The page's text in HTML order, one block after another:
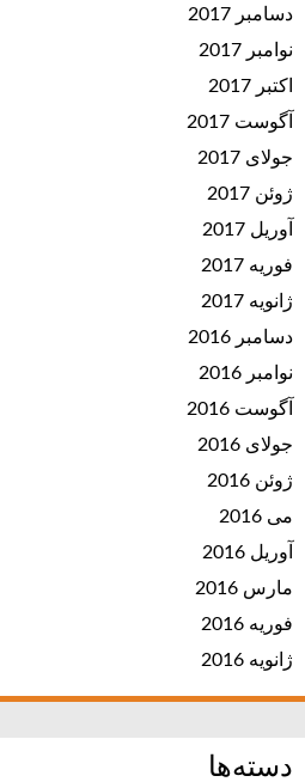
دسامبر 2017
نوامبر 2017
اکتبر 2017
آگوست 2017
جولای 2017
ژوئن 2017
آوریل 2017
فوریه 2017
ژانویه 2017
دسامبر 2016
نوامبر 2016
آگوست 2016
جولای 2016
ژوئن 2016
می 2016
آوریل 2016
مارس 2016
فوریه 2016
ژانویه 2016
دسته‌ها